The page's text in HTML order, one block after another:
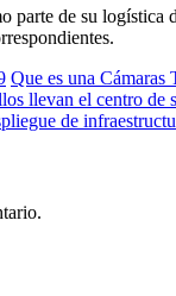
parte de su
Que es una Cámaras
llevan el centro de
de